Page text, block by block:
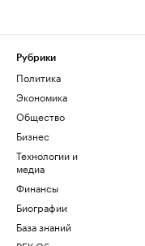
Рубрики
Политика
Экономика
Общество
Бизнес
Технологии и
медиа
Финансы
Биографии
База знаний